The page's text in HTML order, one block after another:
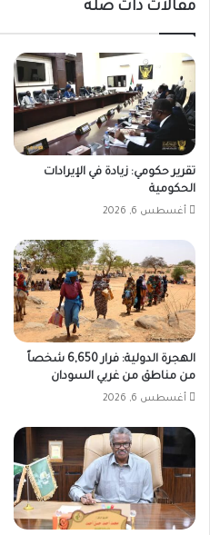
مقالات ذات صلة
تقرير حكومي: زيادة في الإيرادات
الحكومية
أغسطس 6, 2026
الهجرة الدولية: فرار 6,650 شخصاً
من مناطق من غربي السودان
أغسطس 6, 2026